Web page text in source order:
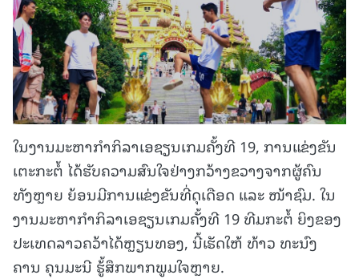
ໃນງານມະ​ຫາ​ກຳກິລາເອຊຽນເກມຄັ້ງທີ 19, ການແຂ່ງຂັນ
ເຕະ​ກະຕໍ້ ໄດ້ຮັບຄວາມສົນໃຈຢ່າງກວ້າງຂວາງຈາກຜູ້ຄົນ
ທັງຫຼາຍ ຍ້ອນ​ມີ​ການ​ແຂ່ງ​ຂັນ​ທີ່​ດຸ​ເດືອດ ແລະ ໜ້າ​ຊົມ. ໃນ
ງານ​ມະ​ຫາ​ກຳກິລາເອຊຽນເກມຄັ້ງທີ 19 ທີມກະຕໍ້ ຍິງຂອງ
ປະເທດລາວຄວ້າໄດ້ຫຼຽນທອງ, ນີ້ເຮັດໃຫ້ ທ້າວ ທະນົງ
ຄານ ຄຸນມະນີ ຮູ້້ສຶກພາກພູມໃຈຫຼາຍ.